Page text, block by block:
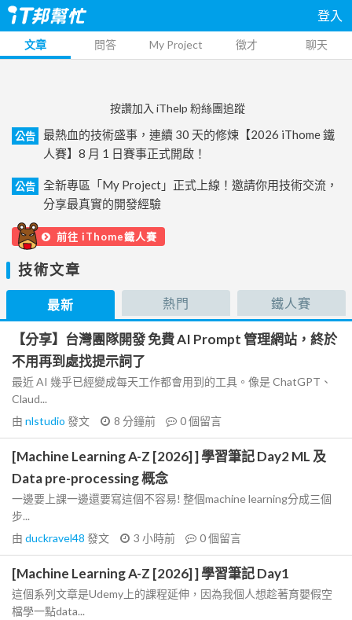
登入
文章 問答 My Project 徵才 聊天
按讚加入 iThelp 粉絲團追蹤
公告
最熱血的技術盛事，連續 30 天的修煉【2026 iThome 鐵
人賽】8 月 1 日賽事正式開啟！
公告
全新專區「My Project」正式上線！邀請你用技術交流，
分享最真實的開發經驗
前往 iThome鐵人賽
技術文章
最新 熱門 鐵人賽
【分享】台灣團隊開發 免費 AI Prompt 管理網站，終於
不用再到處找提示詞了
最近 AI 幾乎已經變成每天工作都會用到的工具。像是 ChatGPT、
Claud...
由 nlstudio 發文 8 分鐘前 0個留言
[Machine Learning A-Z [2026] ] 學習筆記 Day2 ML 及
Data pre-processing 概念
一邊要上課一邊還要寫這個不容易! 整個machine learning分成三個
步...
由 duckravel48 發文 3 小時前 0個留言
[Machine Learning A-Z [2026] ] 學習筆記 Day1
這個系列文章是Udemy上的課程延伸，因為我個人想趁著育嬰假空
檔學一點data...